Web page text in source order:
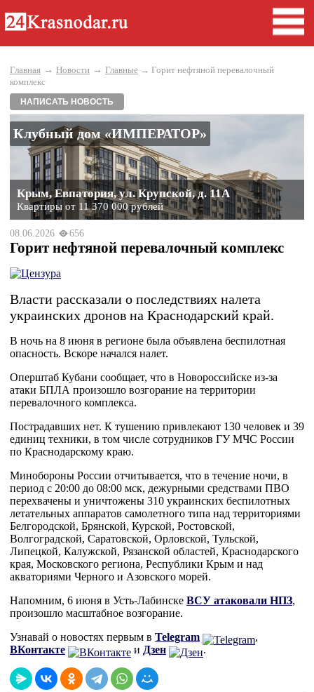
Главная → Новости → Главные → Горит нефтяной перевалочный
комплекс
НАПИСАТЬ НОВОСТЬ
Клубный дом «ИМПЕРАТОР»
Крым, Евпатория, ул. Крупской, д. 11А
Квартиры от 11 370 000 рублей
08.06.2026 656
Горит нефтяной перевалочный комплекс
Власти рассказали о последствиях налета
украинских дронов на Краснодарский край.
В ночь на 8 июня в регионе была объявлена беспилотная
опасность. Вскоре начался налет.
Оперштаб Кубани сообщает, что в Новороссийске из-за
атаки БПЛА произошло возгорание на территории
перевалочного комплекса.
Пострадавших нет. К тушению привлекают 130 человек и 39
единиц техники, в том числе сотрудников ГУ МЧС России
по Краснодарскому краю.
Минобороны России отчитывается, что в течение ночи, в
период с 20:00 до 08:00 мск, дежурными средствами ПВО
перехвачены и уничтожены 310 украинских беспилотных
летательных аппаратов самолетного типа над территориями
Белгородской, Брянской, Курской, Ростовской,
Волгоградской, Саратовской, Орловской, Тульской,
Липецкой, Калужской, Рязанской областей, Краснодарского
края, Московского региона, Республики Крым и над
акваториями Черного и Азовского морей.
Напомним, 6 июня в Усть-Лабинске ВСУ атаковали НПЗ,
произошло масштабное возгорание.
Узнавай о новостях первым в Telegram
,
ВКонтакте
и Дзен .